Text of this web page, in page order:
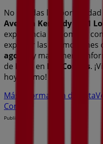
No pierdas la
Avenida Kennedy 9001
experiencia de compra
explorar las promociones
agosto
y mantenerte
de Bata en Las Condes.
hoy mismo!
Más información de Bata
Condes
Publicidad